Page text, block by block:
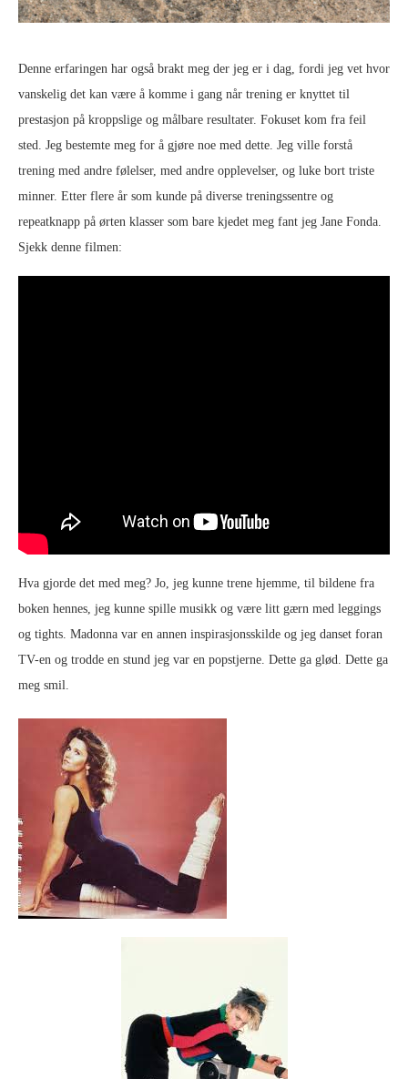
Denne erfaringen har også brakt meg der jeg er i dag, fordi jeg vet hvor
vanskelig det kan være å komme i gang når trening er knyttet til
prestasjon på kroppslige og målbare resultater. Fokuset kom fra feil
sted. Jeg bestemte meg for å gjøre noe med dette. Jeg ville forstå
trening med andre følelser, med andre opplevelser, og luke bort triste
minner. Etter flere år som kunde på diverse treningssentre og
repeatknapp på ørten klasser som bare kjedet meg fant jeg Jane Fonda.
Sjekk denne filmen:
Hva gjorde det med meg? Jo, jeg kunne trene hjemme, til bildene fra
boken hennes, jeg kunne spille musikk og være litt gærn med leggings
og tights. Madonna var en annen inspirasjonsskilde og jeg danset foran
TV-en og trodde en stund jeg var en popstjerne. Dette ga glød. Dette ga
meg smil.